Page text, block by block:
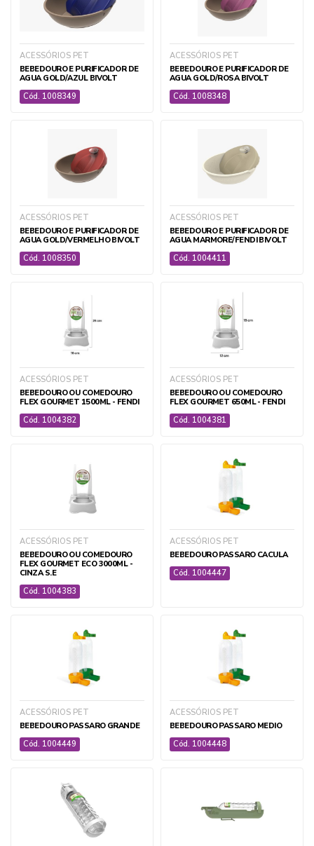
ACESSÓRIOS PET
BEBEDOURO E PURIFICADOR DE
AGUA GOLD/AZUL BIVOLT
Cód. 1008349
ACESSÓRIOS PET
BEBEDOURO E PURIFICADOR DE
AGUA GOLD/ROSA BIVOLT
Cód. 1008348
ACESSÓRIOS PET
BEBEDOURO E PURIFICADOR DE
AGUA GOLD/VERMELHO BIVOLT
Cód. 1008350
ACESSÓRIOS PET
BEBEDOURO E PURIFICADOR DE
AGUA MARMORE/FENDI BIVOLT
Cód. 1004411
ACESSÓRIOS PET
BEBEDOURO OU COMEDOURO
FLEX GOURMET 1500ML - FENDI
Cód. 1004382
ACESSÓRIOS PET
BEBEDOURO OU COMEDOURO
FLEX GOURMET 650ML - FENDI
Cód. 1004381
ACESSÓRIOS PET
BEBEDOURO OU COMEDOURO
FLEX GOURMET ECO 3000ML -
CINZA S.E
Cód. 1004383
ACESSÓRIOS PET
BEBEDOURO PASSARO CACULA
Cód. 1004447
ACESSÓRIOS PET
BEBEDOURO PASSARO GRANDE
Cód. 1004449
ACESSÓRIOS PET
BEBEDOURO PASSARO MEDIO
Cód. 1004448
BOTAS E CALCADOS
CASA E CONSTRUÇÃO
CERCAS E ARAMES
EXPOSITORES
FERRAGENS E ACESSÓRIOS
FERRAMENTAS MANUAIS
IRRIGAÇÃO
JARDINAGEM E HORTIFRUTI
PLANTADEIRAS E ADUBADEIRAS MANUAIS
SEMENTES E INOCULANTES
+ ver todas